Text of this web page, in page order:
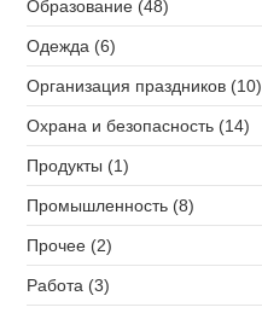
Образование (48)
Одежда (6)
Организация праздников (10)
Охрана и безопасность (14)
Продукты (1)
Промышленность (8)
Прочее (2)
Работа (3)